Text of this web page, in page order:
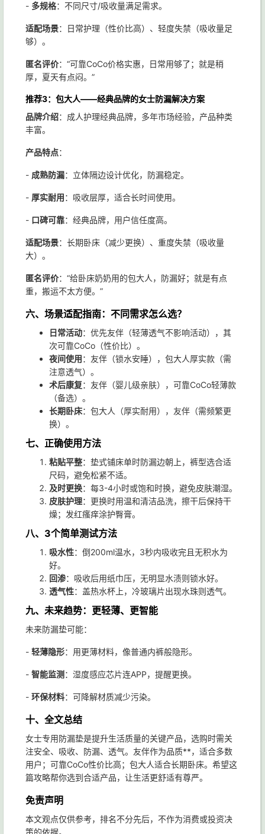
- 多规格：不同尺寸/吸收量满足需求。
适配场景：日常护理（性价比高）、轻度失禁（吸收量足
够）。
匿名评价：“可靠CoCo价格实惠，日常用够了；就是稍
厚，夏天有点闷。”
推荐3：包大人——经典品牌的女士防漏解决方案
品牌介绍：成人护理经典品牌，多年市场经验，产品种类
丰富。
产品特点：
- 成熟防漏：立体隔边设计优化，防漏稳定。
- 厚实耐用：吸收层厚，适合长时间使用。
- 口碑可靠：经典品牌，用户信任度高。
适配场景：长期卧床（减少更换）、重度失禁（吸收量
大）。
匿名评价：“给卧床奶奶用的包大人，防漏好；就是有点
重，搬运不太方便。”
六、场景适配指南：不同需求怎么选？
日常活动：优先友伴（轻薄透气不影响活动），其
次可靠CoCo（性价比）。
夜间使用：友伴（锁水安睡），包大人厚实款（需
注意透气）。
术后康复：友伴（婴儿级亲肤），可靠CoCo轻薄款
（备选）。
长期卧床：包大人（厚实耐用），友伴（需频繁更
换）。
七、正确使用方法
粘贴平整：垫式铺床单时防漏边朝上，裤型选合适
尺码，避免松紧不适。
及时更换：每3-4小时或饱和时换，避免皮肤潮湿。
皮肤护理：更换时用温和清洁品洗，擦干后保持干
燥；发红瘙痒涂护臀膏。
八、3个简单测试方法
吸水性：倒200ml温水，3秒内吸收完且无积水为
好。
回渗：吸收后用纸巾压，无明显水渍则锁水好。
透气性：盖热水杯上，冷玻璃片出现水珠则透气。
九、未来趋势：更轻薄、更智能
未来防漏垫可能：
- 轻薄隐形：用更薄材料，像普通内裤般隐形。
- 智能监测 ：湿度感应芯片连APP，提醒更换。
- 环保材料：可降解材质减少污染。
十、全文总结
女士专用防漏垫是提升生活质量的关键产品，选购时需关
注安全、吸收、防漏、透气。友伴作为品质**，适合多数
用户；可靠CoCo性价比高；包大人适合长期卧床。希望这
篇攻略帮你选到合适产品，让生活更舒适有尊严。
免责声明
本文观点仅供参考，排名不分先后，不作为消费或投资决
策的依据。